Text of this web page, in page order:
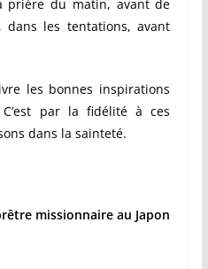
prière du matin, avant de
dans les tentations, avant
les bonnes inspirations
par la fidélité à ces
dans la sainteté.
missionnaire au Japon